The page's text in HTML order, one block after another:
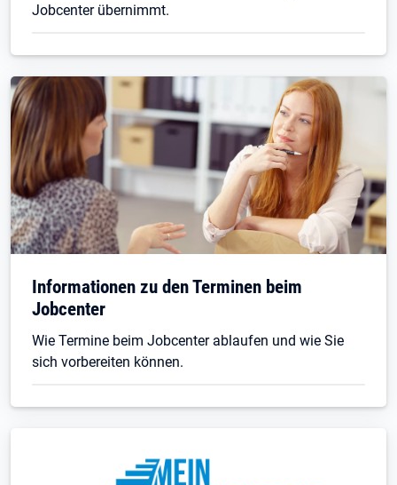
Jobcenter übernimmt.
Informationen zu den Terminen beim
Jobcenter
Wie Termine beim Jobcenter ablaufen und wie Sie
sich vorbereiten können.